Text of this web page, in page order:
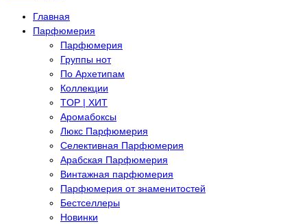
Главная
Парфюмерия
Парфюмерия
Группы нот
По Архетипам
Коллекции
TOP | ХИТ
Аромабоксы
Люкс Парфюмерия
Селективная Парфюмерия
Арабская Парфюмерия
Винтажная парфюмерия
Парфюмерия от знаменитостей
Бестселлеры
Новинки